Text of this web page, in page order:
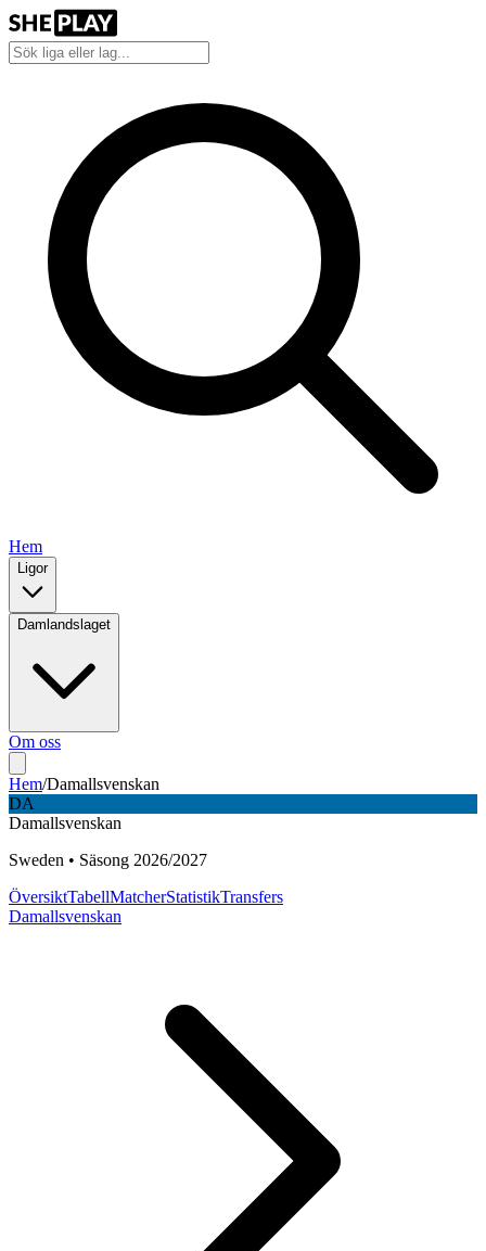
Hem
Ligor
Damlandslaget
Om oss
Hem/Damallsvenskan
DA
Damallsvenskan
Sweden • Säsong 2026/2027
ÖversiktTabellMatcherStatistikTransfers
Damallsvenskan